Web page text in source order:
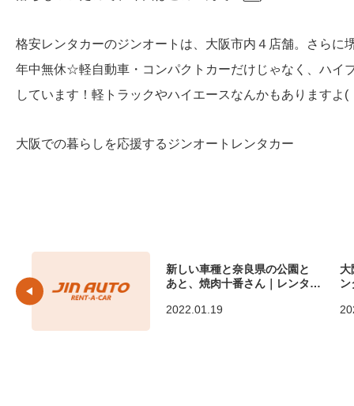
格安レンタカーのジンオートは、大阪市内４店舗。さらに
年中無休☆軽自動車・コンパクトカーだけじゃなく、ハイ
しています！軽トラックやハイエースなんかもありますよ(
大阪での暮らしを応援するジンオートレンタカー
新しい車種と奈良県の公園と
あと、焼肉十番さん｜レンタカ
2022.01.19
大